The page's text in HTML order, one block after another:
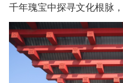
千年瑰宝中探寻文化根脉